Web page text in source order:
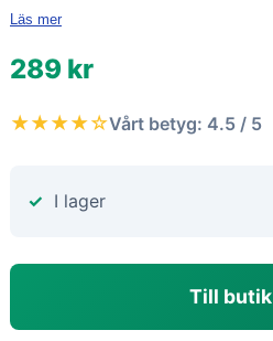
Läs mer
289 kr
★★★★☆Vårt betyg: 4.5 / 5
I lager
Till butik